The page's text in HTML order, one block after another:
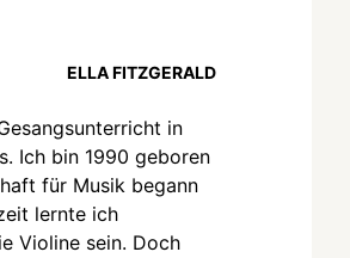
ELLA FITZGERALD
in
Ich bin 1990 geboren
für Musik begann
lernte ich
Violine sein. Doch